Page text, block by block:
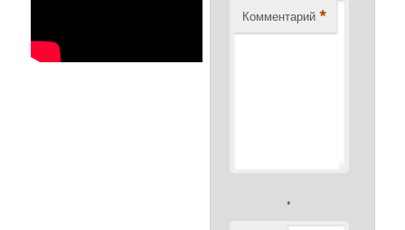
Комментарий *
*